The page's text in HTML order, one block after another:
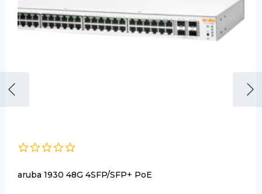
aruba 1930 48G 4SFP/SFP+ PoE